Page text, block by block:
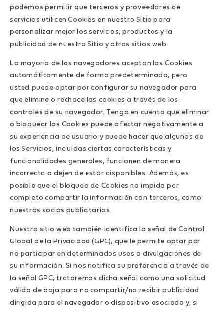
podemos permitir que terceros y proveedores de
servicios utilicen Cookies en nuestro Sitio para
personalizar mejor los servicios, productos y la
publicidad de nuestro Sitio y otros sitios web.
La mayoría de los navegadores aceptan las Cookies
automáticamente de forma predeterminada, pero
usted puede optar por configurar su navegador para
que elimine o rechace las cookies a través de los
controles de su navegador. Tenga en cuenta que eliminar
o bloquear las Cookies puede afectar negativamente a
su experiencia de usuario y puede hacer que algunos de
los Servicios, incluidas ciertas características y
funcionalidades generales, funcionen de manera
incorrecta o dejen de estar disponibles. Además, es
posible que el bloqueo de Cookies no impida por
completo compartir la información con terceros, como
nuestros socios publicitarios.
Nuestro sitio web también identifica la señal de Control
Global de la Privacidad (GPC), que le permite optar por
no participar en determinados usos o divulgaciones de
su información. Si nos notifica su preferencia a través de
la señal GPC, trataremos dicha señal como una solicitud
válida de baja para no compartir/no recibir publicidad
dirigida para el navegador o dispositivo asociado y, si